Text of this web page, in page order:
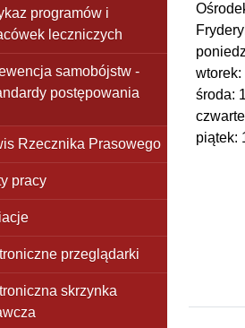
wtorek:
środa:
piątek:
programów i
leczniczych
samobójstw -
postępowania
Rzecznika Prasowego
pracy
przeglądarki
skrzynka